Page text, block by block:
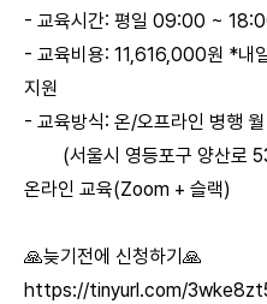
- 교육시간: 평일 09:00 ~
- 교육비용: 11,616,000원 *내
지원
- 교육방식: 온/오프라인 병행
(서울시 영등포구 양산로
온라인 교육(Zoom + 슬랙)
🙏늦기전에 신청하기🙏
https://tinyurl.com/